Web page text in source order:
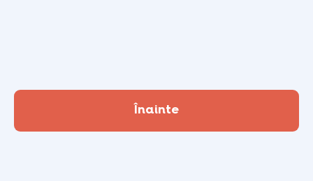
Înainte